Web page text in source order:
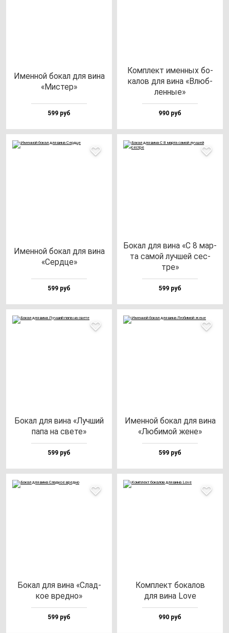
Имен­ной бо­кал для ви­на
«Мис­тер»
599 руб
Ком­плект имен­ных бо­
ка­лов для ви­на «Влюб­
лен­ные»
990 руб
Имен­ной бо­кал для ви­на
«Сер­дце»
599 руб
Бокал для ви­на «С 8 мар­
та са­мой луч­шей сес­
тре»
599 руб
Бокал для ви­на «Луч­ший
па­па на све­те»
599 руб
Имен­ной бо­кал для ви­на
«Люби­мой же­не»
599 руб
Бокал для ви­на «Слад­
кое вред­но»
599 руб
Ком­плект бо­ка­лов
для ви­на Love
990 руб